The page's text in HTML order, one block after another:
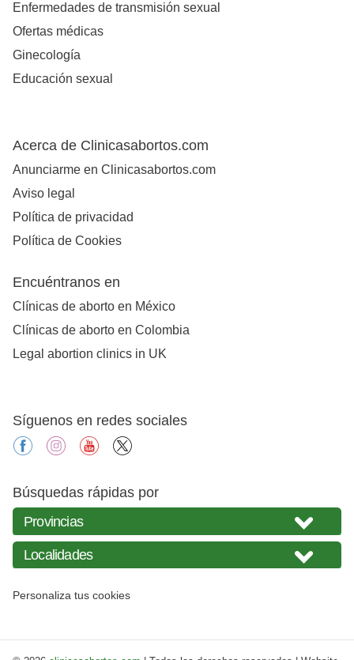
Enfermedades de transmisión sexual
Ofertas médicas
Ginecología
Educación sexual
Acerca de Clinicasabortos.com
Anunciarme en Clinicasabortos.com
Aviso legal
Política de privacidad
Política de Cookies
Encuéntranos en
Clínicas de aborto en México
Clínicas de aborto en Colombia
Legal abortion clinics in UK
Síguenos en redes sociales
facebookinstagramyoutube
Búsquedas rápidas por
Personaliza tus cookies